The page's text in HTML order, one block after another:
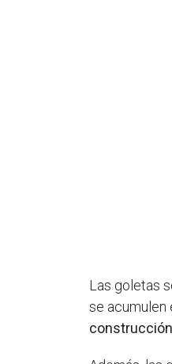
Las goletas
se acumulen